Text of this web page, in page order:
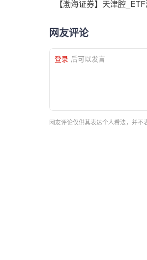
【渤海证券】天津腔
网友评论
登录 后可以发言
网友评论仅供其表达个人看法，并不